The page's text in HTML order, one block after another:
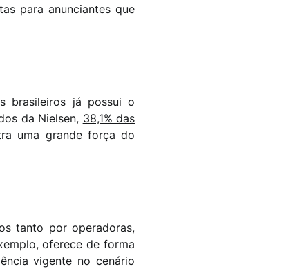
para anunciantes que
brasileiros já possui o
da Nielsen, 38,1% das
uma grande força do
tanto por operadoras,
oferece de forma
vigente no cenário